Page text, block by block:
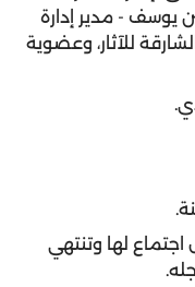
يوسف - مدير إدارة
للآثار، وعضوية
لها وتنتهي